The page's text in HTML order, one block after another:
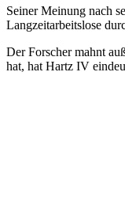
Seiner Meinung nach
Langzeitarbeitslose
Der Forscher mahnt
hat, hat Hartz IV